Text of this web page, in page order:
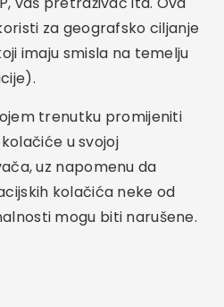
za geografsko ciljanje
imaju smisla na temelju
trenutku promijeniti
u svojoj
uz napomenu da
kolačića neke od
mogu biti narušene.